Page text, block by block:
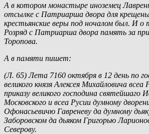
А в котором монастыре иноземец
отсылке с Патриарша двора для
крестьянские веры под ночалом был. И о
Розряд с Патриарша двора память за
Торопова.
А в памяти пишет:
(Л. 65) Лета 7160 октября в 12 день по
великого князя Алексея Михайловича всеа
приказу великого господина святейшаго
Московского и всеа Русии думному
Офонасьевичю Гавреневу да думному
Заборовском да дьяком Григорью
Северову.